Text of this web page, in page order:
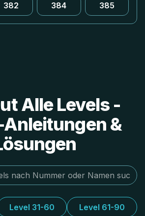
382 384 385
Alle Levels -
&
Level 31-60 Level 61-90